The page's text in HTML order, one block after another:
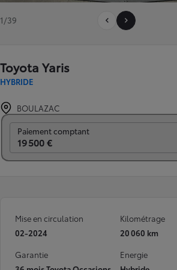
1/39
Toyota Yaris
HYBRIDE
BOULAZAC
Paiement comptant
19 500 €
Mise en circulation
02-2024
Kilométrage
20 060 km
Garantie
Energie